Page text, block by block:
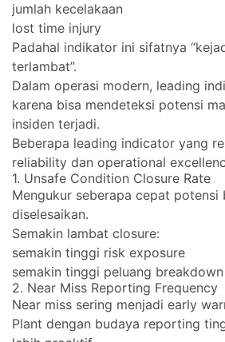
jumlah kecelakaan
lost time injury
Padahal indikator ini sifatnya
terlambat”.
Dalam operasi modern, leading
karena bisa mendeteksi potensi
insiden terjadi.
Beberapa leading indicator yang
reliability dan operational
1. Unsafe Condition Closure Rate
Mengukur seberapa cepat potensi
diselesaikan.
Semakin lambat closure:
semakin tinggi risk exposure
semakin tinggi peluang breakdown
2. Near Miss Reporting Frequency
Near miss sering menjadi early
Plant dengan budaya reporting